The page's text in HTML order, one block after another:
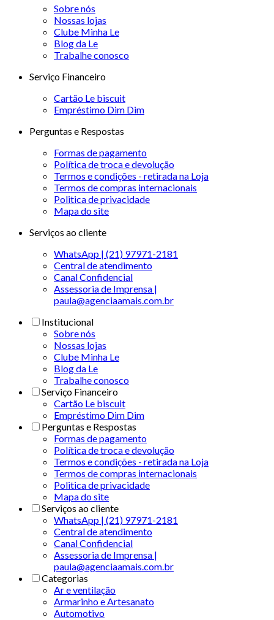
Sobre nós
Nossas lojas
Clube Minha Le
Blog da Le
Trabalhe conosco
Serviço Financeiro
Cartão Le biscuit
Empréstimo Dim Dim
Perguntas e Respostas
Formas de pagamento
Política de troca e devolução
Termos e condições - retirada na Loja
Termos de compras internacionais
Politica de privacidade
Mapa do site
Serviços ao cliente
WhatsApp | (21) 97971-2181
Central de atendimento
Canal Confidencial
Assessoria de Imprensa |
paula@agenciaamais.com.br
Institucional
Sobre nós
Nossas lojas
Clube Minha Le
Blog da Le
Trabalhe conosco
Serviço Financeiro
Cartão Le biscuit
Empréstimo Dim Dim
Perguntas e Respostas
Formas de pagamento
Política de troca e devolução
Termos e condições - retirada na Loja
Termos de compras internacionais
Politica de privacidade
Mapa do site
Serviços ao cliente
WhatsApp | (21) 97971-2181
Central de atendimento
Canal Confidencial
Assessoria de Imprensa |
paula@agenciaamais.com.br
Categorias
Ar e ventilação
Armarinho e Artesanato
Automotivo